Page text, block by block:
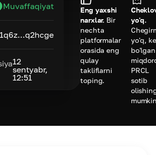
Muvaffaqiyat
12
sentyabr,
12:51
Eng yaxshi
narxlar. Bir
nechta
platformalar
orasida eng
qulay
takliflarni
toping.
yo'q.
yo'q,
bo'lgan
PRCL
sotib